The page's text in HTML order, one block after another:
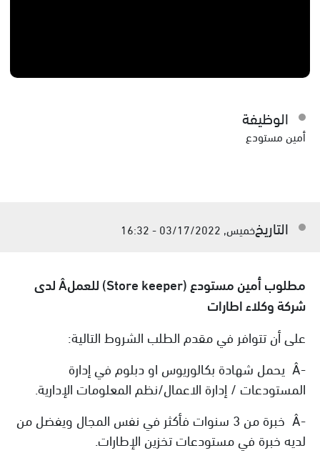
الوظيفة
أمين مستودع
التاريخخميس, 03/17/2022 - 16:32
مطلوب أمين مستودع (Store keeper
) للعملÂ لدى
شركة وكلاء اطارات
على أن تتوافر في مقدم الطلب الشروط التالية:
-Â يحمل شهادة بكالوريوس او دبلوم في إدارة
المستودعات / إدارة الاعمال/نظم المعلومات الإدارية.
-Â خبرة من 3 سنوات فأكثر في نفس المجال ويفضل من
لديه خبرة في مستودعات تخزين الإطارات.